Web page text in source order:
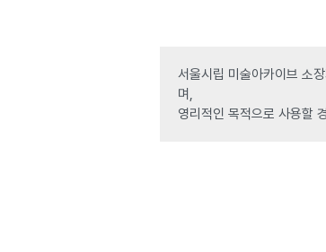
서울시립 미술아카이브 소
며,
영리적인 목적으로 사용할